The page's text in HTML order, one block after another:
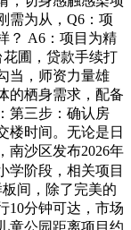
需为从，Q6：项
？ A6：项目为精
圃，贷款手续打
当，师资力量雄
的栖身需求，配备
第三步：确认房
楼时间。无论是日
南沙区发布2026年
学阶段，相关项目
间，除了完美的
10分钟可达，市场
童公园距离项目约